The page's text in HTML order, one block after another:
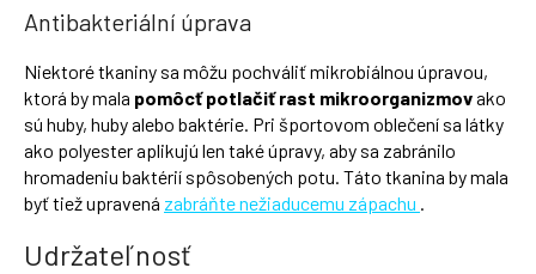
Antibakteriální úprava
Niektoré tkaniny sa môžu pochváliť mikrobiálnou úpravou,
ktorá by mala pomôcť potlačiť rast mikroorganizmovako
sú huby, huby alebo baktérie. Pri športovom oblečení sa látky
ako polyester aplikujú len také úpravy, aby sa zabránilo
hromadeniu baktérií spôsobených potu. Táto tkanina by mala
byť tiež upravená zabráňte nežiaducemu zápachu
Udržateľnosť